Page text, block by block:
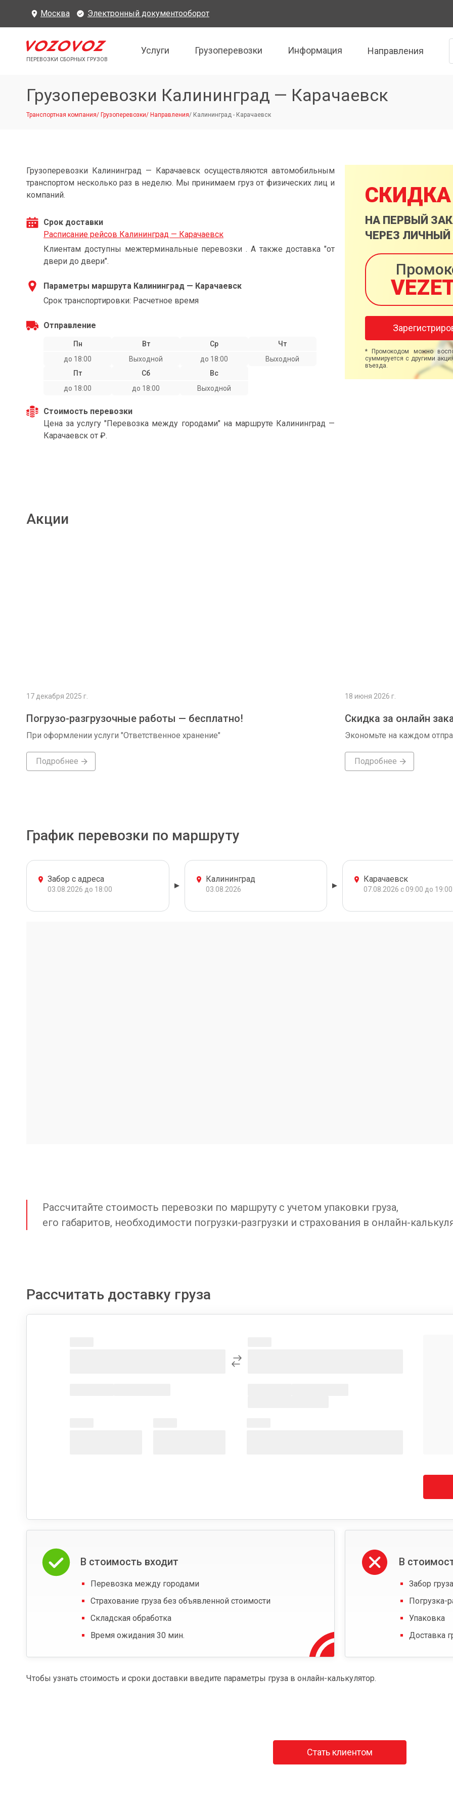
Москва Электронный документооборот
ПЕРЕВОЗКИ СБОРНЫХ ГРУЗОВ
Услуги Грузоперевозки Информация Направления
Грузоперевозки Калининград — Карачаевск
Транспортная компания/ Грузоперевозки/ Направления/ Калининград - Карачаевск
Грузоперевозки Калининград — Карачаевск осуществляются автомобильным
транспортом несколько раз в неделю. Мы принимаем груз от физических лиц и
компаний.
Срок доставки
Расписание рейсов Калининград — Карачаевск
Клиентам доступны межтерминальные перевозки . А также доставка "от
двери до двери".
Параметры маршрута Калининград — Карачаевск
Срок транспортировки: Расчетное время
Отправление
Пн
до 18:00
Вт
Выходной
Ср
до 18:00
Чт
Выходной
Пт
до 18:00
Сб
до 18:00
Вс
Выходной
Стоимость перевозки
Цена за услугу "Перевозка между городами" на маршруте Калининград —
Карачаевск от ₽.
СКИДКА
НА ПЕРВЫЙ
ЧЕРЕЗ ЛИЧНЫЙ
* Промокодом можно
суммируется с другими
въезда.
Акции
17 декабря 2025 г.
Погрузо-разгрузочные работы — бесплатно!
При оформлении услуги "Ответственное хранение"
Подробнее
18 июня 2026 г.
Скидка за онлайн
Экономьте на каждом
Подробнее
График перевозки по маршруту
Забор с адреса
03.08.2026 до 18:00
Калининград
03.08.2026
Карачаевск
07.08.2026 с 09:00 до 19:00
Рассчитайте стоимость перевозки по маршруту с учетом упаковки груза,
его габаритов, необходимости погрузки-разгрузки и страхования в онлайн-
Рассчитать доставку груза
В стоимость входит
Перевозка между городами
Страхование груза без объявленной стоимости
Складская обработка
Время ожидания 30 мин.
В
Забор
Погрузка-
Упаковка
Доставка
Чтобы узнать стоимость и сроки доставки введите параметры груза в онлайн-калькулятор.
Стать клиентом